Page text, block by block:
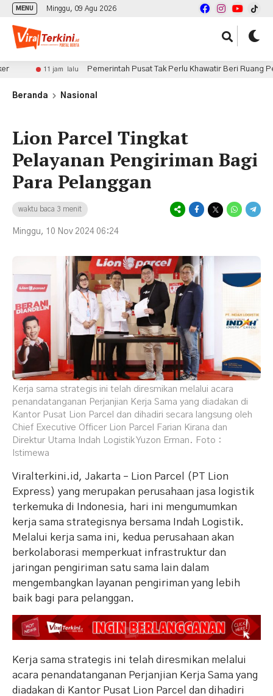
MENU Minggu, 09 Agu 2026
11 jam lalu Pemerintah Pusat Tak Perlu Khawatir Beri Ruang
Beranda Nasional
Lion Parcel Tingkat
Pelayanan Pengiriman Bagi
Para Pelanggan
waktu baca 3 menit
Minggu, 10 Nov 2024 06:24
Kerja sama strategis ini telah diresmikan melalui acara
penandatanganan Perjanjian Kerja Sama yang diadakan di
Kantor Pusat Lion Parcel dan dihadiri secara langsung oleh
Chief Executive Officer Lion Parcel Farian Kirana dan
Direktur Utama Indah Logistik Yuzon Erman. Foto :
Istimewa
Viralterkini.id, Jakarta – Lion Parcel (PT Lion
Express) yang merupakan perusahaan jasa logistik
terkemuka di Indonesia, hari ini mengumumkan
kerja sama strategisnya bersama Indah Logistik.
Melalui kerja sama ini, kedua perusahaan akan
berkolaborasi memperkuat infrastruktur dan
jaringan pengiriman satu sama lain dalam
mengembangkan layanan pengiriman yang lebih
baik bagi para pelanggan.
Kerja sama strategis ini telah diresmikan melalui
acara penandatanganan Perjanjian Kerja Sama yang
diadakan di Kantor Pusat Lion Parcel dan dihadiri